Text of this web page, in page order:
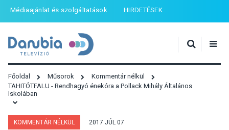
Médiaajánlat és szolgáltatások HIRDETÉSEK
Főoldal Műsorok
Kommentár nélkül
TAHITÓTFALU - Rendhagyó énekóra a Pollack Mihály Általános
Iskolában
KOMMENTÁR NÉLKÜL 2017 JÚL 07